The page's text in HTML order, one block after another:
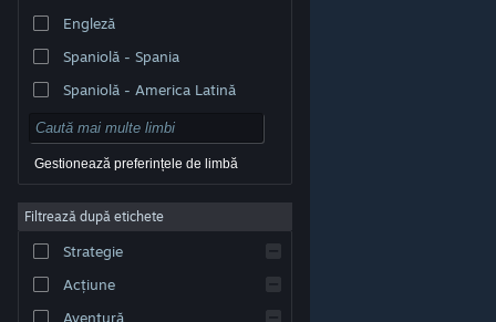
© Valve Corporation. Toate drepturile rezervate. Toate
respectivi în SUA și celelalte țări.
Acordul Steam pentru abonați
Cookie-uri
Engleză
Spaniolă - Spania
Spaniolă - America Latină
Gestionează preferințele de limbă
Filtrează după etichete
Strategie
Acțiune
Aventură